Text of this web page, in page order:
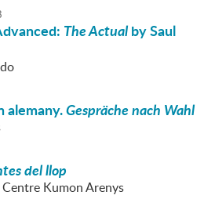
The Actualby Saul
alemany.Gespräche nach Wahl
del llop
Kumon Arenys